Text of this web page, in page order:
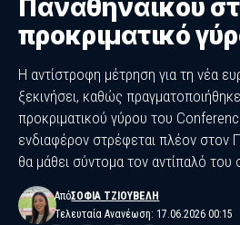
Παναθηναϊκού
προκριματικό
Η αντίστροφη μέτρηση για τη νέα
ξεκινήσει, καθώς
προκριματικού γύρου του
ενδιαφέρον στρέφεται πλέον στον
θα μάθει σύντομα τον αντίπαλό
Τελευταία Ανανέωση: 17.06.2026 00:15
ΑπόΣΟΦΊΑ ΤΖΙΟΎΒΕΛΗ